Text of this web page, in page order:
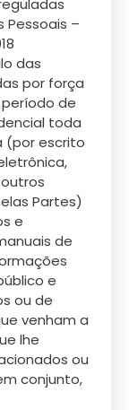
Pessoais –
das
por força
de
toda
(por escrito
Partes)
e
de
e
ou de
venham a
lhe
ou
conjunto,